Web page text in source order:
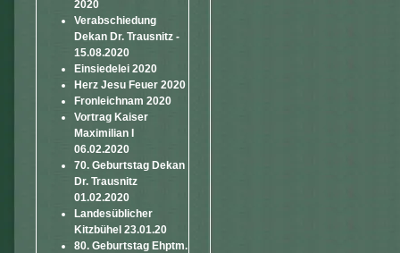
2020
Verabschiedung
Dekan Dr. Trausnitz -
15.08.2020
Einsiedelei 2020
Herz Jesu Feuer 2020
Fronleichnam 2020
Vortrag Kaiser
Maximilian I
06.02.2020
70. Geburtstag Dekan
Dr. Trausnitz
01.02.2020
Landesüblicher
Kitzbühel 23.01.20
80. Geburtstag Ehptm.